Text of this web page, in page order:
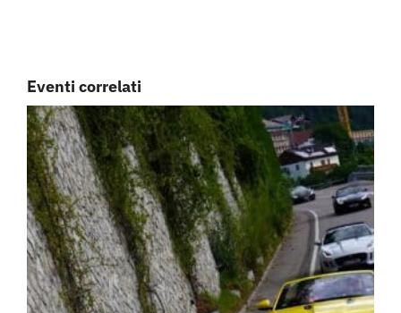
Eventi correlati